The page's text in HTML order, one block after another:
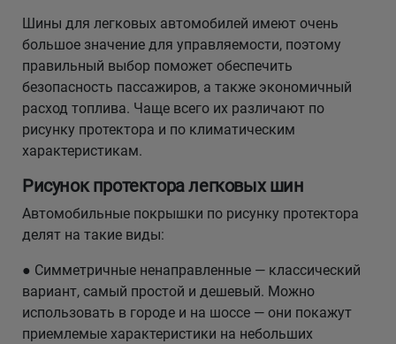
Шины для легковых автомобилей имеют очень
большое значение для управляемости, поэтому
правильный выбор поможет обеспечить
безопасность пассажиров, а также экономичный
расход топлива. Чаще всего их различают по
рисунку протектора и по климатическим
характеристикам.
Рисунок протектора легковых шин
Автомобильные покрышки по рисунку протектора
делят на такие виды:
● Симметричные ненаправленные — классический
вариант, самый простой и дешевый. Можно
использовать в городе и на шоссе — они покажут
приемлемые характеристики на небольших